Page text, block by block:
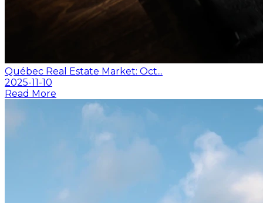
Québec Real Estate Market: Oct...
2025-11-10
Read More